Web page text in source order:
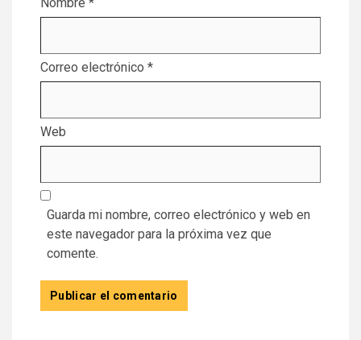
Correo electrónico *
Web
Guarda mi nombre, correo electrónico y web en
este navegador para la próxima vez que
comente.